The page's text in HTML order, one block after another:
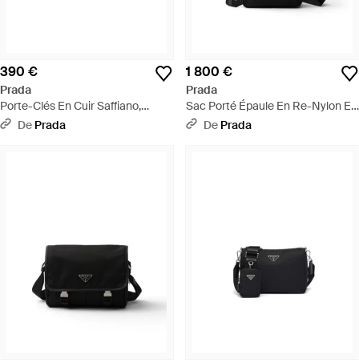
390 €
Prada
Porte-Clés En Cuir Saffiano,
Homme - Blanc
De Prada
1 800 €
Prada
Sac Porté Épaule En Re-Nylon Et
Cuir Saffiano, Homme - Noir
De Prada